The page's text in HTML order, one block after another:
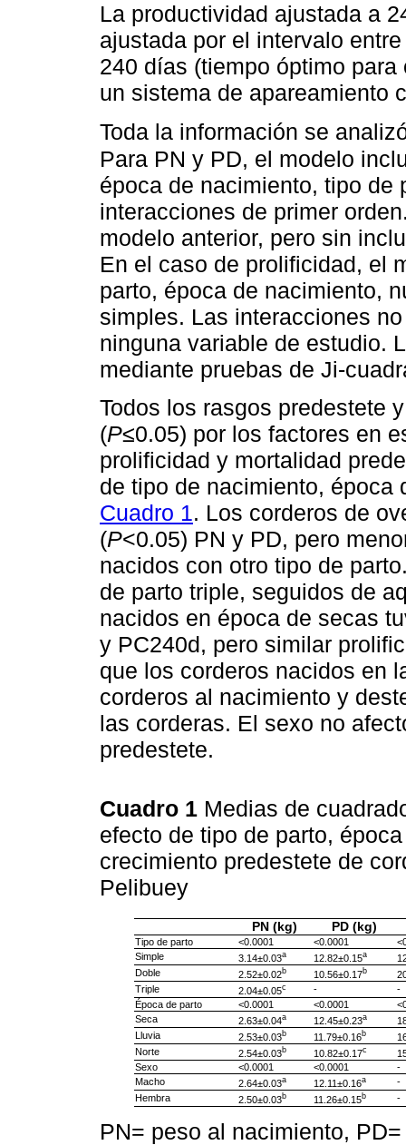
La productividad ajustada a
ajustada por el intervalo
240 días (tiempo óptimo
un sistema de apareamiento
Toda la información se
Para PN y PD, el modelo
época de nacimiento, tipo de
interacciones de primer
modelo anterior, pero sin
En el caso de prolificidad, el
parto, época de nacimiento,
simples. Las interacciones
ninguna variable de estudio.
mediante pruebas de Ji-
Todos los rasgos predestete
(P≤0.05) por los factores en
prolificidad y mortalidad
de tipo de nacimiento, época
Cuadro 1. Los corderos de
(P<0.05) PN y PD, pero
nacidos con otro tipo de
de parto triple, seguidos de
nacidos en época de secas
y PC240d, pero similar
que los corderos nacidos en
corderos al nacimiento y
las corderas. El sexo no
predestete.
Cuadro 1 Medias de
efecto de tipo de parto,
crecimiento predestete de
Pelibuey
PN (kg) PD (kg)
Tipo de parto <0.0001 <0.0001
Simple
3.14±0.03a 12.82±0.15a
Doble
2.52±0.02b 10.56±0.17b
Triple
2.04±0.05c -
-
Época de parto
<0.0001 <0.0001
Seca
2.63±0.04a 12.45±0.23a
Lluvia
2.53±0.03b 11.79±0.16b
Norte
2.54±0.03b 10.82±0.17c
Sexo
<0.0001 <0.0001
-
Macho
2.64±0.03a 12.11±0.16a
-
Hembra
2.50±0.03b 11.26±0.15b -
PN= peso al nacimiento,